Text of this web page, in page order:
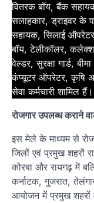
वितरक बॉय, बैंक
सलाहकार, ड्राइवर के
सहायक, सिलाई
बॉय, टेलीकॉलर,
वेल्डर, सुरक्षा गार्ड,
कंप्यूटर ऑपरेटर, कृषि
सेवा कर्मचारी शामिल हैं।
रोजगार उपलब्ध कराने
इस मेले के माध्यम से
जिलों एवं प्रमुख शहरों
कोरबा और रायगढ़ में
कर्नाटक, गुजरात,
आयोजन में प्रमुख शहरों